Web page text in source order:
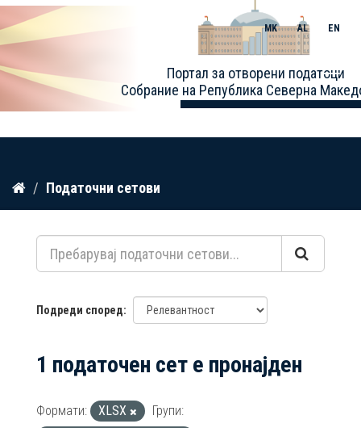
Прескокнете
содржина
Портал за отворени податоци
Собрание на Република Северна
MK AL EN
Toggle
Податочни сетови
Подреди според
1 податочен сет е пронајден
Формати: XLSX
Групи: